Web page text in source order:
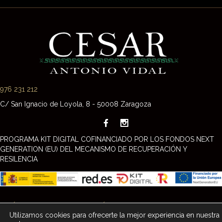
976 231 212
C/ San Ignacio de Loyola, 8 - 50008 Zaragoza
PROGRAMA KIT DIGITAL COFINANCIADO POR LOS FONDOS NEXT
GENERATION (EU) DEL MECANISMO DE RECUPERACIÓN Y
RESILENCIA
DECLARACIÓN DE ACCESIBILIDAD
Utilizamos cookies para ofrecerte la mejor experiencia en nuestra